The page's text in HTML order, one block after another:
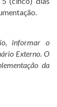
informar o
Externo. O
da